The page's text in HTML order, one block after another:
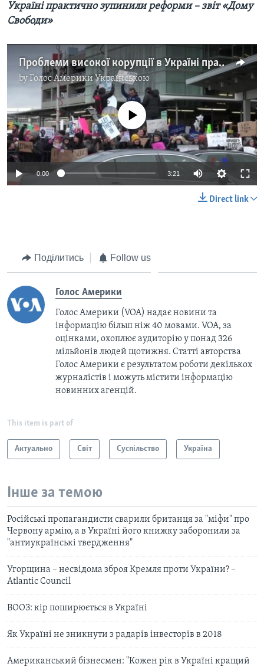
Україні практично зупинили реформи – звіт «Дому
Cвободи»
Проблеми високої корупції в Україні практично зупинили реформи – звіт «Дому Cвободи». Відео
byГолос Америки Українською
No media source currently available
0:00 3:21
Direct link
Поділитись Follow us
Голос Америки
Голос Америки (VOA) надає новини та
інформацію більш ніж 40 мовами. VOA, за
оцінками, охоплює аудиторію у понад 326
мільйонів людей щотижня. Статті авторства
Голос Америки є результатом роботи декількох
журналістів і можуть містити інформацію
новинних агенцій.
This item is part of
Актуально Світ Суспільство Україна
Інше за темою
Російські пропагандисти сварили британця за "міфи" про
Червону армію, а в Україні його книжку заборонили за
"антиукраїнські твердження"
Угорщина – несвідома зброя Кремля проти України? –
Atlantic Council
ВООЗ: кір поширюється в Україні
Як Україні не зникнути з радарів інвесторів в 2018
Американський бізнесмен: "Кожен рік в Україні кращий